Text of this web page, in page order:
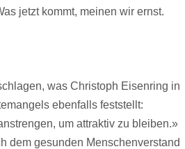
jetzt kommt, meinen wir ernst.
was Christoph Eisenring in
ebenfalls feststellt:
um attraktiv zu bleiben.»
dem gesunden Menschenverstand